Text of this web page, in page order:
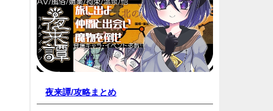
夜来譚/攻略まとめ